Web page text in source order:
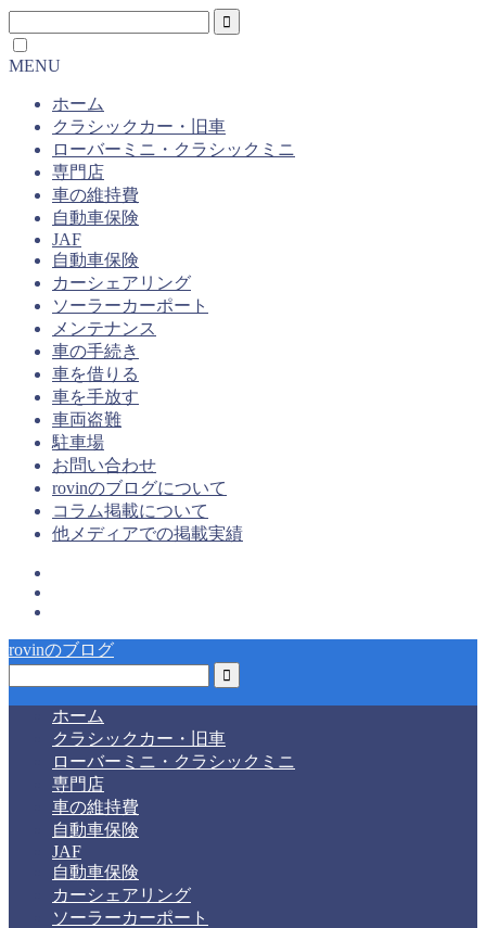
MENU
ホーム
クラシックカー・旧車
ローバーミニ・クラシックミニ
専門店
車の維持費
自動車保険
JAF
自動車保険
カーシェアリング
ソーラーカーポート
メンテナンス
車の手続き
車を借りる
車を手放す
車両盗難
駐車場
お問い合わせ
rovinのブログについて
コラム掲載について
他メディアでの掲載実績
rovinのブログ
ホーム
クラシックカー・旧車
ローバーミニ・クラシックミニ
専門店
車の維持費
自動車保険
JAF
自動車保険
カーシェアリング
ソーラーカーポート